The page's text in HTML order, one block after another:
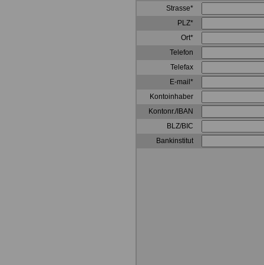
Strasse*
PLZ*
Ort*
Telefon
Telefax
E-mail*
Kontoinhaber
Kontonr./IBAN
BLZ/BIC
Bankinstitut